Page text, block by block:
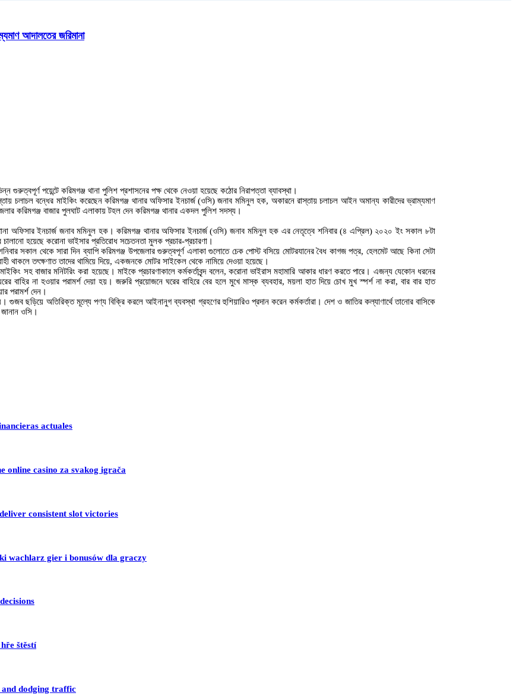
আদালতের জরিমানা
গুরুত্বপূর্ণ পয়েন্টে করিমগঞ্জ থানা পুলিশ প্রশাসনের পক্ষ থেকে নেওয়া হয়েছে কঠোর নিরাপত্তা ব্যাবস্থা।
চলাচল বন্ধের মাইকিং করেছেন করিমগঞ্জ থানার অফিসার ইনচার্জ (ওসি) জনাব মমিনুল হক, অকারনে রাস্তায় চলাচল আইন অমান্য কারীদের ভ্রাম্যমাণ
করিমগঞ্জ বাজার পুলঘাট এলাকায় টহল দেন করিমগঞ্জ থানার একদল পুলিশ সদস্য।
অফিসার ইনচার্জ জনাব মমিনুল হক। করিমগঞ্জ থানার অফিসার ইনচার্জ (ওসি) জনাব মমিনুল হক এর নেতৃত্বে শনিবার (৪ এপ্রিল) ২০২০ ইং সকাল ৮টা
চালানো হয়েছে করোনা ভাইসার প্রতিরোধ সচেতনতা মুলক প্রচার-প্রচারণা।
সকাল থেকে সারা দিন ব্যাপি করিমগঞ্জ উপজেলার গুরুত্বপূর্ণ এলাকা গুলোতে চেক পোস্ট বসিয়ে মোটরযানের বৈধ কাগজ পত্র, হেলমেট আছে কিনা সেটা
তৎক্ষণাত তাদের থামিয়ে দিয়ে, একজনকে মোটর সাইকেল থেকে নামিয়ে দেওয়া হয়েছে।
সহ বাজার মনিটরিং করা হয়েছে। মাইকে প্রচারণাকালে কর্মকর্তাবৃন্দ বলেন, করোনা ভাইরাস মহামারি আকার ধারণ করতে পারে। এজন্য যেকোন ধরনের
না হওয়ার পরামর্শ দেয়া হয়। জরুরি প্রয়োজনে ঘরের বাহিরে বের হলে মুখে মাস্ক ব্যবহার, ময়লা হাত দিয়ে চোখ মুখ স্পর্শ না করা, বার বার হাত
পরামর্শ দেন।
ছড়িয়ে অতিরিক্ত মূল্যে পণ্য বিক্রি করলে আইনানুগ ব্যবস্থা গ্রহণের হুশিয়ারিও প্রদান করেন কর্মকর্তারা। দেশ ও জাতির কল্যাণার্থে তানোর বাসিকে
ওসি।
actuales
casino za svakog igrača
consistent slot victories
wachlarz gier i bonusów dla graczy
štěstí
and dodging traffic